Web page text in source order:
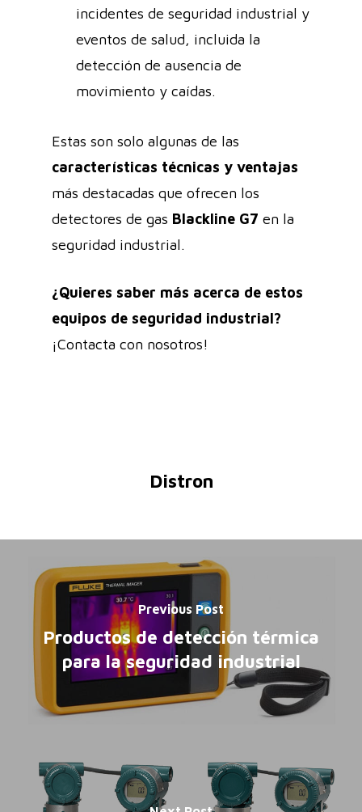
incidentes de seguridad industrial y
eventos de salud, incluida la
detección de ausencia de
movimiento y caídas.
Estas son solo algunas de las
características técnicas y ventajas
más destacadas que ofrecen los
detectores de gas Blackline G7 en la
seguridad industrial.
¿Quieres saber más acerca de estos
equipos de seguridad industrial?
¡Contacta con nosotros!
Distron
Previous Post
Productos de detección térmica
para la seguridad industrial